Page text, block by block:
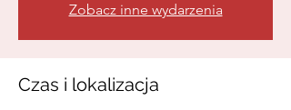
Zobacz inne wydarzenia
Czas i lokalizacja